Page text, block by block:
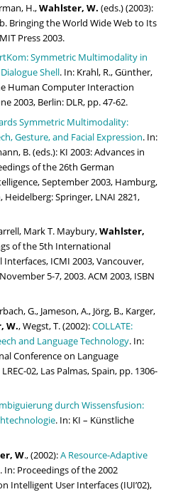
H.,Wahlster, W. (eds.) (2003):
Bringing the World Wide Web to Its
Press 2003.
Symmetric Multimodality in
Shell. In: Krahl, R., Günther,
Human Computer Interaction
2003, Berlin: DLR, pp. 47-62.
Symmetric Multimodality:
Gesture, and Facial Expression. In:
B. (eds.): KI 2003: Advances in
of the 26th German
September 2003, Hamburg,
Heidelberg: Springer, LNAI 2821,
Mark T. Maybury,Wahlster,
of the 5th International
ICMI 2003, Vancouver,
5-7, 2003. ACM 2003, ISBN
G., Jameson, A., Jörg, B., Karger,
W., Wegst, T. (2002):COLLATE:
and Language Technology. In:
Conference on Language
02, Las Palmas, Spain, pp. 1306-
durch Wissensfusion:
. In: KI – Künstliche
W., (2002):A Resource-Adaptive
. In: Proceedings of the 2002
Intelligent User Interfaces (IUI’02),